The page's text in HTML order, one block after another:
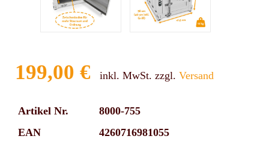
199,00 € inkl. MwSt. zzgl. Versand
Artikel Nr.
8000-755
EAN
4260716981055